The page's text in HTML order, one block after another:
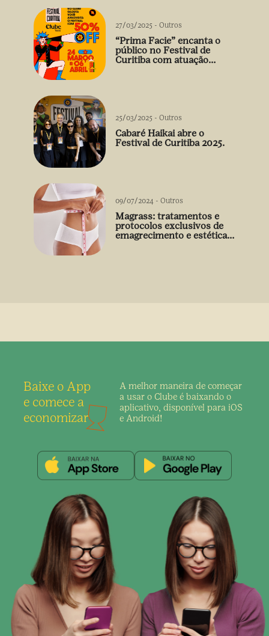
27/03/2025 - Outros
“Prima Facie” encanta o
público no Festival de
Curitiba com atuação
25/03/2025 - Outros
Cabaré Haikai abre o
Festival de Curitiba 2025.
09/07/2024 - Outros
Magrass: tratamentos e
protocolos exclusivos de
emagrecimento e estética
Baixe o App
e comece a
economizar
A melhor maneira de começar
a usar o Clube é baixando o
aplicativo, disponível para iOS
e Android!